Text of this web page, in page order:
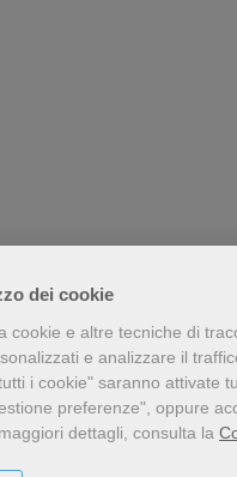
dei cookie
cookie e altre tecniche di
e analizzare il
i cookie" saranno attivate
preferenze", oppure
dettagli, consulta la